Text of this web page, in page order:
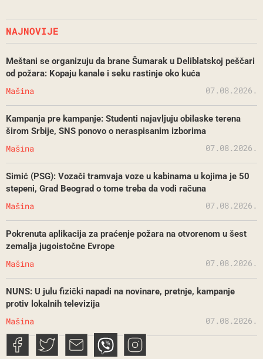
NAJNOVIJE
Meštani se organizuju da brane Šumarak u Deliblatskoj peščari
od požara: Kopaju kanale i seku rastinje oko kuća
Mašina 07.08.2026.
Kampanja pre kampanje: Studenti najavljuju obilaske terena
širom Srbije, SNS ponovo o neraspisanim izborima
Mašina 07.08.2026.
Simić (PSG): Vozači tramvaja voze u kabinama u kojima je 50
stepeni, Grad Beograd o tome treba da vodi računa
Mašina 07.08.2026.
Pokrenuta aplikacija za praćenje požara na otvorenom u šest
zemalja jugoistočne Evrope
Mašina 07.08.2026.
NUNS: U julu fizički napadi na novinare, pretnje, kampanje
protiv lokalnih televizija
Mašina 07.08.2026.